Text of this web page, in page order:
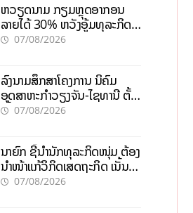
ຫວຽດນາມ ກຽມຫຼຸດອາກອນ
ລາຍໄດ້ 30% ຫວັງອູ້ມທຸລະກິດ
ຂະໜາດນ້ອຍ ແລະ ຈຸນລະ
07/08/2026
ລົງນາມສຶກສາໂຄງການ ນິຄົມ
ອຸດສາຫະກຳວຽງຈັນ-ໄຊທານີ ຕັ້ງ
ເປົ້າດຶງທຶນ 150 ລ້ານໂດລາ, ສ້າງ
07/08/2026
ນາຍົກ ຊີ້ນຳນັກທຸລະກິດໜຸ່ມ ຕ້ອງ
ນຳໜ້າແກ້ວິກິດເສດຖະກິດ ເນັ້ນດຶງ
ທຶນສາກົນ, ຫັນສູ່ດິຈິຕອນ
07/08/2026